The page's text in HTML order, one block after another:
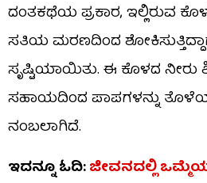
ದಂತಕಥೆಯ ಪ್ರಕಾರ, ಇಲ್ಲಿರುವ
ಸತಿಯ ಮರಣದಿಂದ
ಸೃಷ್ಟಿಯಾಯಿತು. ಈ ಕೊಳದ ನೀರು
ಸಹಾಯದಿಂದ ಪಾಪಗಳನ್ನು
ನಂಬಲಾಗಿದೆ.
ಇದನ್ನೂ ಓದಿ:ಜೀವನದಲ್ಲಿ